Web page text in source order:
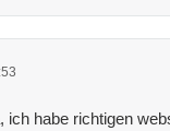
ich habe richtigen